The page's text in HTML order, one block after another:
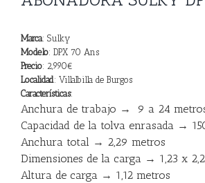
Marca: Sulky
Modelo: DPX 70 Ans
Precio: 2,990€
Localidad: Villalbilla de Burgos
Características:
Anchura de trabajo →
9 a 24
Capacidad de la tolva enrasada →
Anchura total → 2,29 metros
Dimensiones de la carga → 1,23 x
Altura de carga → 1,12 metros